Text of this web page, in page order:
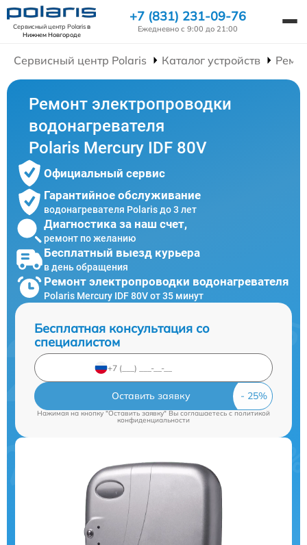
Сервисный центр Polarisв
Нижнем Новгороде
+7 (831) 231-09-76
Ежедневно с 9:00 до 21:00
Сервисный центр Polaris Каталог устройств
Ремонт электропроводки
водонагревателя
Polaris Mercury IDF 80V
Официальный сервис
Гарантийное обслуживание
водонагревателя Polaris до 3 лет
Диагностика за наш счет,
ремонт по желанию
Бесплатный выезд курьера
в день обращения
Ремонт электропроводки водонагревателя
Polaris Mercury IDF 80V от 35 минут
Бесплатная консультация со
специалистом
Оставить заявку
Нажимая на кнопку "Оставить заявку" Вы соглашаетесь cполитикой
конфиденциальности